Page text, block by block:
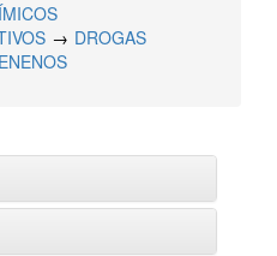
DROGAS